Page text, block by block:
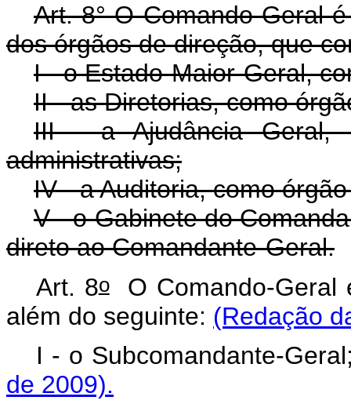
Art. 8° O Comando Geral
dos órgãos de direção, que
I - o Estado-Maior-Geral,
II - as Diretorias, como
III - a Ajudância Geral,
administrativas;
IV - a Auditoria, como
V - o Gabinete do
direto ao Comandante-Geral.
Art. 8oO Comando-Geral
além do seguinte: (Redação
I - o Subcomandante-
de 2009).